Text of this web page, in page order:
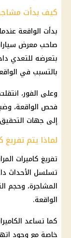
كيف بدأت
بدأت الواقعة
صاحب معرض
بتعرضه للتعدي
بالتسبب في
وعلى الفور،
فحص الواقعة،
إلى جهات التحقيق
لماذا يتم تفريغ
تفريغ كاميرات
تسلسل الأحداث
المشاجرة، وحجم
الواقعة.
كما تساعد
خاصة مع وجود